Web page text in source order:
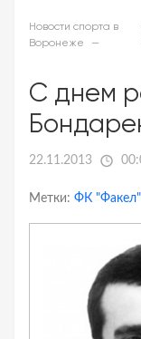
Новости спорта в
Воронеже
С днем
22.11.2013
Метки: ФК "Факел"